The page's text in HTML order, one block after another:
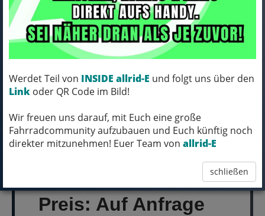
Werdet Teil von INSIDE allrid-E und folgt uns über den
Link oder QR Code im Bild!
Wir freuen uns darauf, mit Euch eine große
Fahrradcommunity aufzubauen und Euch künftig noch
direkter mitzunehmen! Euer Team von allrid-E
schließen
Ortlieb Slatwall adapter for
handlebar bags and backpacks
Art.Nr. OD209
Farbe: black
MICH KANNST DU BESTELLEN - MIT
Preis: Auf Anfrage